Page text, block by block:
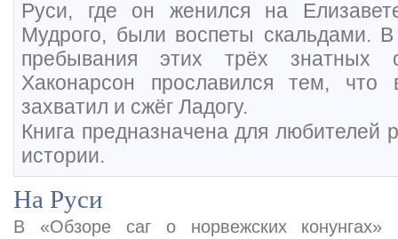
Руси, где он женился на
Мудрого, были воспеты скальдами.
пребывания этих трёх знатных
Хаконарсон прославился тем, что
захватил и сжёг Ладогу.
Книга предназначена для любителей
истории.
На Руси
В «Обзоре саг о норвежских